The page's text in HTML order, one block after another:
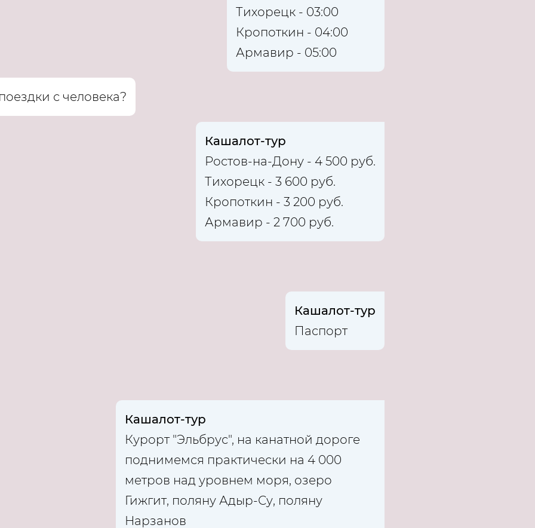
Тихорецк - 03:00
Кропоткин - 04:00
Армавир - 05:00
с человека?
Кашалот-тур
Ростов-на-Дону - 4 500 руб.
Тихорецк - 3 600 руб.
Кропоткин - 3 200 руб.
Армавир - 2 700 руб.
Кашалот-тур
Паспорт
Кашалот-тур
Курорт "Эльбрус", на канатной дороге
поднимемся практически на 4 000
метров над уровнем моря, озеро
Гижгит, поляну Адыр-Су, поляну
Нарзанов